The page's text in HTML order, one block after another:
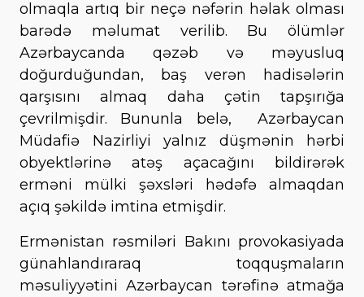
olmaqla artıq bir neçə nəfərin həlak olması
barədə məlumat verilib. Bu ölümlər
Azərbaycanda qəzəb və məyusluq
doğurduğundan, baş verən hadisələrin
qarşısını almaq daha çətin tapşırığa
çevrilmişdir. Bununla belə, Azərbaycan
Müdafiə Nazirliyi yalnız düşmənin hərbi
obyektlərinə atəş açacağını bildirərək
erməni mülki şəxsləri hədəfə almaqdan
açıq şəkildə imtina etmişdir.
Ermənistan rəsmiləri Bakını provokasiyada
günahlandıraraq toqquşmaların
məsuliyyətini Azərbaycan tərəfinə atmağa